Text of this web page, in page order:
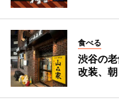
食べる
渋谷の
改装、